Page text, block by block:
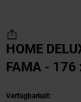
HOME
FAMA - 176
Verfügbarkeit: